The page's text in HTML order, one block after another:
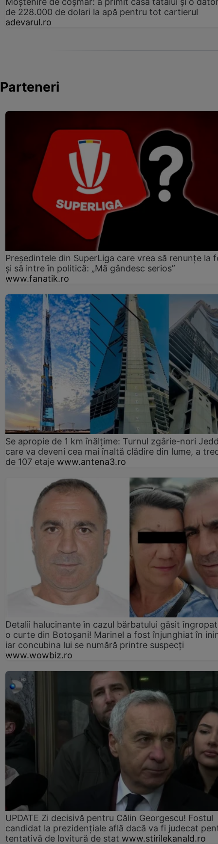
de 228.000 de dolari la apă pentru tot cartierul
adevarul.ro
Parteneri
Președintele din SuperLiga care vrea să renunțe la
și să intre în politică: „Mă gândesc serios”
www.fanatik.ro
Se apropie de 1 km înălțime: Turnul zgârie-nori
care va deveni cea mai înaltă clădire din lume, a
de 107 etaje www.antena3.ro
Detalii halucinante în cazul bărbatului găsit
o curte din Botoșani! Marinel a fost înjunghiat în
iar concubina lui se numără printre suspecți
www.wowbiz.ro
UPDATE Zi decisivă pentru Călin Georgescu! Fostul
candidat la prezidențiale află dacă va fi judecat
tentativă de lovitură de stat www.stirilekanald.ro